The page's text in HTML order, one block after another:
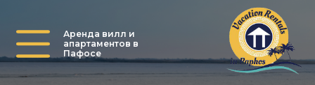
Аренда вилл и
апартаментов в
Пафосе